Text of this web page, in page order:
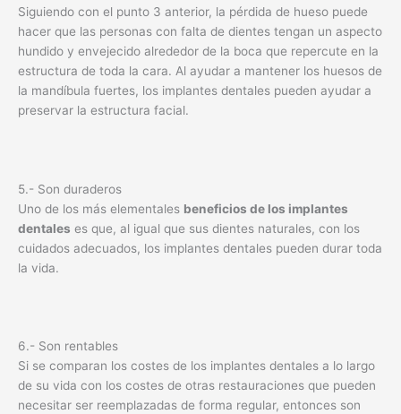
Siguiendo con el punto 3 anterior, la pérdida de hueso puede
hacer que las personas con falta de dientes tengan un aspecto
hundido y envejecido alrededor de la boca que repercute en la
estructura de toda la cara. Al ayudar a mantener los huesos de
la mandíbula fuertes, los implantes dentales pueden ayudar a
preservar la estructura facial.
5.- Son duraderos
Uno de los más elementales beneficios de los implantes
dentales es que, al igual que sus dientes naturales, con los
cuidados adecuados, los implantes dentales pueden durar toda
la vida.
6.- Son rentables
Si se comparan los costes de los implantes dentales a lo largo
de su vida con los costes de otras restauraciones que pueden
necesitar ser reemplazadas de forma regular, entonces son